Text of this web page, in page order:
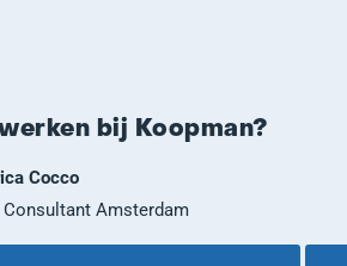
bij Koopman?
Cocco
Consultant Amsterdam